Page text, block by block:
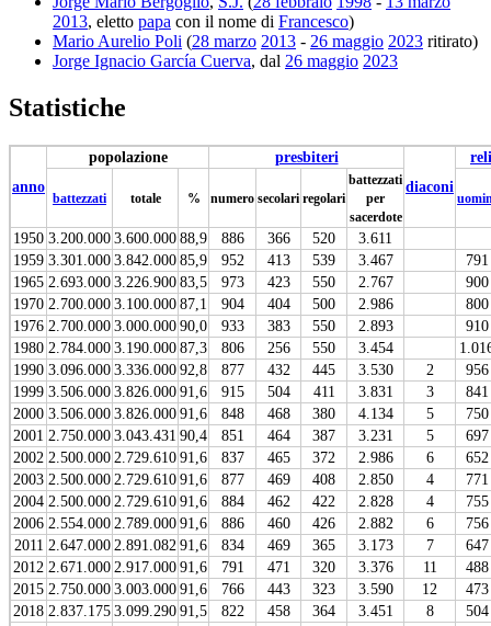
2013, eletto papa con il nome di Francesco)
Mario Aurelio Poli (28 marzo 2013 - 26 maggio 2023 ritirato)
Jorge Ignacio García Cuerva, dal 26 maggio 2023
Statistiche
anno
popolazione
presbiteri
diaconi
battezzati totale % numero secolari regolari
battezzati
per
sacerdote
1950 3.200.0003.600.00088,9 886 366 520
3.611
1959 3.301.0003.842.00085,9 952 413 539 3.467
791
1965 2.693.0003.226.90083,5 973 423 550 2.767
900
1970 2.700.0003.100.00087,1 904 404 500 2.986
800
1976 2.700.0003.000.00090,0 933 383 550 2.893
910
1980 2.784.0003.190.00087,3 806 256 550 3.454
1990 3.096.0003.336.00092,8 877 432 445 3.530 2
956
1999 3.506.0003.826.00091,6 915 504 411 3.831 3
841
2000 3.506.0003.826.00091,6 848 468 380 4.134 5
750
2001 2.750.0003.043.431 90,4 851 464 387 3.231 5
697
2002 2.500.0002.729.61091,6 837 465 372 2.986 6
652
2003 2.500.0002.729.61091,6 877 469 408 2.850 4
771
2004 2.500.0002.729.61091,6 884 462 422 2.828 4
755
2006 2.554.0002.789.00091,6 886 460 426 2.882 6
756
2011 2.647.0002.891.08291,6 834 469 365 3.173 7
647
2012 2.671.0002.917.00091,6 791 471 320 3.376 11
488
2015 2.750.0003.003.00091,6 766 443 323 3.590 12
473
2018 2.837.1753.099.29091,5 822 458 364 3.451 8
504